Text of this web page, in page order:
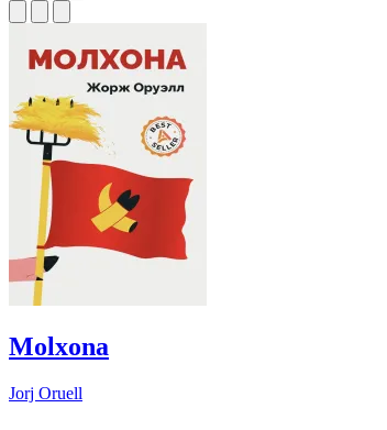
Molxona
Jorj Oruell